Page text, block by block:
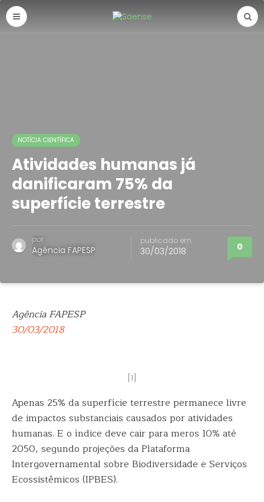
NOTÍCIA CIENTÍFICA
Atividades humanas já
danificaram 75% da
superfície terrestre
por
Agência FAPESP
publicado em
30/03/2018 0
Agência FAPESP
30/03/2018
[1]
Apenas 25% da superfície terrestre permanece livre
de impactos substanciais causados por atividades
humanas. E o índice deve cair para meros 10% até
2050, segundo projeções da Plataforma
Intergovernamental sobre Biodiversidade e Serviços
Ecossistêmicos (IPBES).